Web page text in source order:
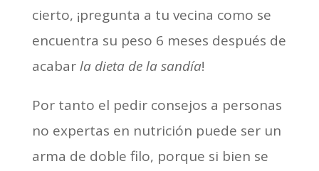
cierto, ¡pregunta a tu vecina como se
encuentra su peso 6 meses después de
acabarla dieta de la sandía!
Por tanto el pedir consejos a personas
no expertas en nutrición puede ser un
arma de doble filo, porque si bien se